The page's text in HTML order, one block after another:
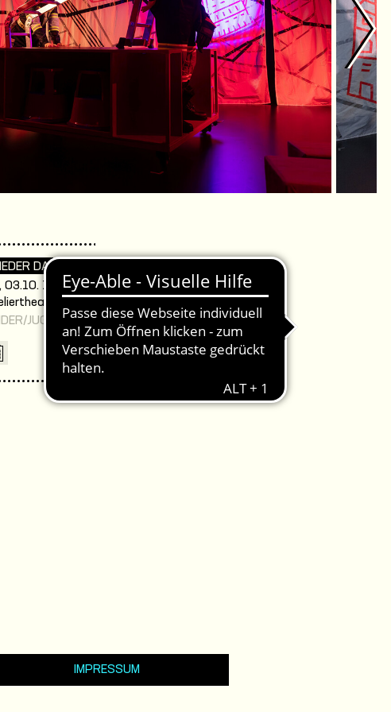
DA
03.10. 15:00 Uhr /
JUGEND
IMPRESSUM